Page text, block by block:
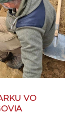
e
p
r
a
c
VO